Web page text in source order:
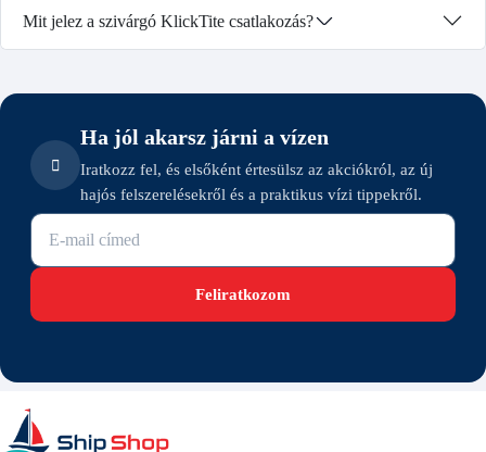
Mit jelez a szivárgó KlickTite csatlakozás?
Ha jól akarsz járni a vízen
Iratkozz fel, és elsőként értesülsz az akciókról, az új
hajós felszerelésekről és a praktikus vízi tippekről.
E-mail cím
Feliratkozom